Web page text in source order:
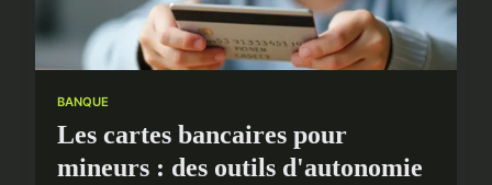
BANQUE
Les cartes bancaires pour
mineurs : des outils d'autonomie